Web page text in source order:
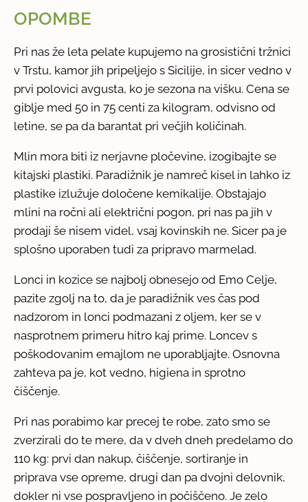
OPOMBE
Pri nas že leta pelate kupujemo na grosistični tržnici
v Trstu, kamor jih pripeljejo s Sicilije, in sicer vedno v
prvi polovici avgusta, ko je sezona na višku. Cena se
giblje med 50 in 75 centi za kilogram, odvisno od
letine, se pa da barantat pri večjih količinah.
Mlin mora biti iz nerjavne pločevine, izogibajte se
kitajski plastiki. Paradižnik je namreč kisel in lahko iz
plastike izlužuje določene kemikalije. Obstajajo
mlini na ročni ali električni pogon, pri nas pa jih v
prodaji še nisem videl, vsaj kovinskih ne. Sicer pa je
splošno uporaben tudi za pripravo marmelad.
Lonci in kozice se najbolj obnesejo od Emo Celje,
pazite zgolj na to, da je paradižnik ves čas pod
nadzorom in lonci podmazani z oljem, ker se v
nasprotnem primeru hitro kaj prime. Loncev s
poškodovanim emajlom ne uporabljajte. Osnovna
zahteva pa je, kot vedno, higiena in sprotno
čiščenje.
Pri nas porabimo kar precej te robe, zato smo se
zverzirali do te mere, da v dveh dneh predelamo do
110 kg: prvi dan nakup, čiščenje, sortiranje in
priprava vse opreme, drugi dan pa dvojni delovnik,
dokler ni vse pospravljeno in počiščeno. Je zelo